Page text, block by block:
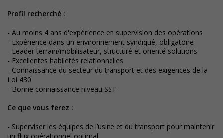
Profil recherché :
- Au moins 4 ans d'expérience en supervision des opérations
- Expérience dans un environnement syndiqué, obligatoire
- Leader terrain/mobilisateur, structuré et orienté solutions
- Excellentes habiletés relationnelles
- Connaissance du secteur du transport et des exigences de la
Loi 430
- Bonne connaissance niveau SST
Ce que vous ferez :
- Superviser les équipes de l’usine et du transport pour maintenir
un flux opérationnel optimal